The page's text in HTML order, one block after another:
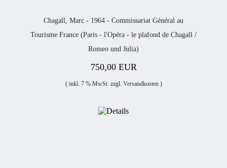
Chagall, Marc - 1964 - Commissariat Général au
Tourisme France (Paris - l'Opéra - le plafond de Chagall /
Romeo und Julia)
750,00 EUR
( inkl. 7 % MwSt. zzgl. Versandkosten)